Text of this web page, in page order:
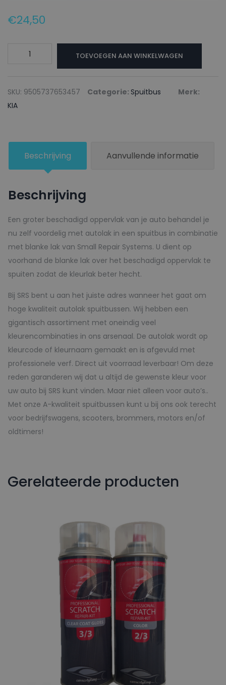
€24,50
Blanke
lak
SUPER
SILVER
-
aantal
TOEVOEGEN AAN WINKELWAGEN
SKU: 9505737653457 Categorie: Spuitbus
Merk:
KIA
Beschrijving Aanvullende informatie
Beschrijving
Een groter beschadigd oppervlak van je auto behandel je
nu zelf voordelig met autolak in een spuitbus in combinatie
met blanke lak van Small Repair Systems. U dient op
voorhand de blanke lak over het beschadigd oppervlak te
spuiten zodat de kleurlak beter hecht.
Bij SRS bent u aan het juiste adres wanneer het gaat om
hoge kwaliteit autolak spuitbussen. Wij hebben een
gigantisch assortiment met oneindig veel
kleurencombinaties in ons arsenaal. De autolak wordt op
kleurcode of kleurnaam gemaakt en is afgevuld met
professionele verf. Direct uit voorraad leverbaar! Om deze
reden garanderen wij dat u altijd de gewenste kleur voor
uw auto bij SRS kunt vinden. Maar niet alleen voor auto’s..
Met onze A-kwaliteit spuitbussen kunt u bij ons ook terecht
voor bedrijfswagens, scooters, brommers, motors en/of
oldtimers!
Gerelateerde producten